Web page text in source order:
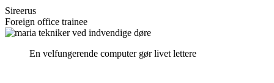
Sireerus
Foreign office trainee
En velfungerende computer gør livet lettere